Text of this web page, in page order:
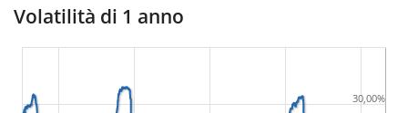
Volatilità di 1 anno
30,00%